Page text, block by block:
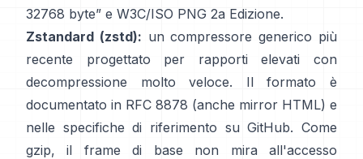
32768 byte” e W3C/ISO PNG 2a Edizione.
Zstandard (zstd): un compressore generico più
recente progettato per rapporti elevati con
decompressione molto veloce. Il formato è
documentato in RFC 8878 (anche mirror HTML) e
nelle specifiche di riferimento su GitHub. Come
gzip, il frame di base
non mira all'accesso